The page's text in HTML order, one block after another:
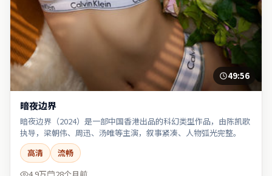
49:56
暗夜边界
暗夜边界（2024）是一部中国香港出品的科幻类型作品，由陈凯歌
执导，梁朝伟、周迅、汤唯等主演，叙事紧凑、人物弧光完整。
高清
流畅